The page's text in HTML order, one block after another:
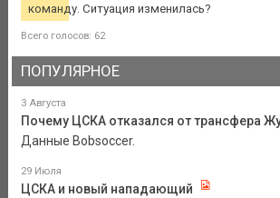
команду. Ситуация изменилась?
Всего голосов: 62
ПОПУЛЯРНОЕ
3 Августа
Почему ЦСКА отказался от трансфера
Данные Bobsoccer.
29 Июля
ЦСКА и новый нападающий